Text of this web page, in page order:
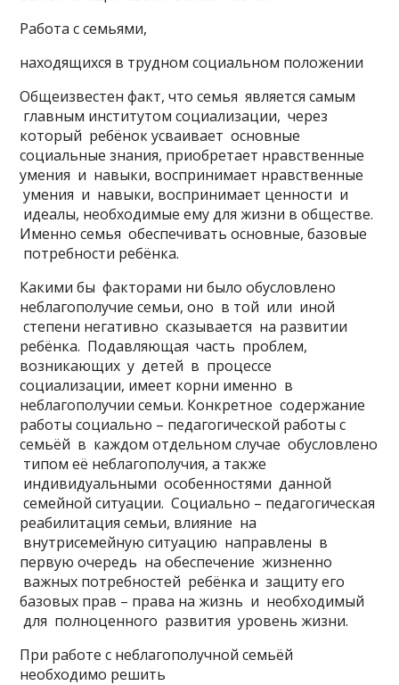
Работа с семьями,
находящихся в трудном социальном положении
Общеизвестен факт, что семья является самым
главным институтом социализации, через
который ребёнок усваивает основные
социальные знания, приобретает нравственные
умения и навыки, воспринимает нравственные
умения и навыки, воспринимает ценности и
идеалы, необходимые ему для жизни в обществе.
Именно семья обеспечивать основные, базовые
потребности ребёнка.
Какими бы факторами ни было обусловлено
неблагополучие семьи, оно в той или иной
степени негативно сказывается на развитии
ребёнка. Подавляющая часть проблем,
возникающих у детей в процессе
социализации, имеет корни именно в
неблагополучии семьи. Конкретное содержание
работы социально – педагогической работы с
семьёй в каждом отдельном случае обусловлено
типом её неблагополучия, а также
индивидуальными особенностями данной
семейной ситуации. Социально – педагогическая
реабилитация семьи, влияние на
внутрисемейную ситуацию направлены в
первую очередь на обеспечение жизненно
важных потребностей ребёнка и защиту его
базовых прав – права на жизнь и необходимый
для полноценного развития уровень жизни.
При работе с неблагополучной семьёй
необходимо решить